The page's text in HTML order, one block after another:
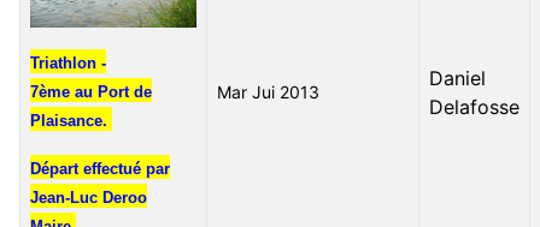
Triathlon -
7ème au Port de
Plaisance.
Départ effectué par
Jean-Luc Deroo
Mar Jui 2013
Daniel
Delafosse